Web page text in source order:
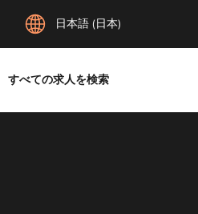
日本語 (日本)
すべての求人を検索